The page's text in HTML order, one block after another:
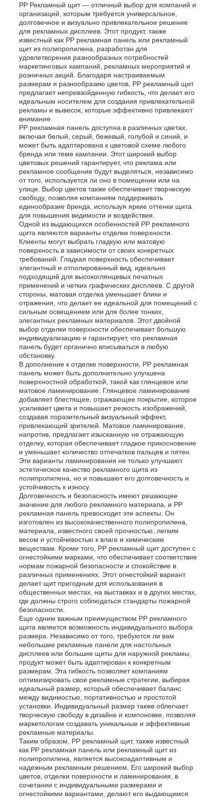
Главная страница
Продукция
О Компании
Наша фабрика
контроль качества
контактные данные
Новости
Все случаи
Отправить запрос
Доска PP пластиковая
Рекламный щит из полипропилена
Лист из пластика ПП
Совет по ППС
Огнеупорный полипропиленовый лист
PP выдалбливают доску конструкции
Стенные листы из ПП
лист полипропилена
PP Рекламный щит — отличный выбор для компаний и
организаций, которым требуется универсальное,
долговечное и визуально привлекательное решение
для рекламных дисплеев. Этот продукт, также
известный как PP рекламная панель или рекламный
щит из полипропилена, разработан для
удовлетворения разнообразных потребностей
маркетинговых кампаний, рекламных мероприятий и
розничных акций. Благодаря настраиваемым
размерам и разнообразию цветов, PP рекламный щит
предлагает непревзойденную гибкость, что делает его
идеальным носителем для создания привлекательной
рекламы и вывесок, которые эффективно привлекают
внимание.
PP рекламная панель доступна в различных цветах,
включая белый, серый, бежевый, голубой и синий, и
может быть адаптирована к цветовой схеме любого
бренда или теме кампании. Этот широкий выбор
цветовых решений гарантирует, что реклама или
рекламное сообщение будут выделяться, независимо
от того, используется ли оно в помещении или на
улице. Выбор цветов также обеспечивает творческую
свободу, позволяя компаниям поддерживать
единообразие бренда, используя яркие оттенки щита
для повышения видимости и воздействия.
Одной из выдающихся особенностей PP рекламного
щита являются варианты отделки поверхности.
Клиенты могут выбрать гладкую или матовую
поверхность в зависимости от своих конкретных
требований. Гладкая поверхность обеспечивает
элегантный и отполированный вид, идеально
подходящий для высокоглянцевых печатных
применений и четких графических дисплеев. С другой
стороны, матовая отделка уменьшает блики и
отражения, что делает ее идеальной для помещений с
сильным освещением или для более тонких,
элегантных рекламных материалов. Этот двойной
выбор отделки поверхности обеспечивает большую
индивидуализацию и гарантирует, что рекламная
панель будет органично вписываться в любую
обстановку.
В дополнение к отделке поверхности, PP рекламная
панель может быть дополнительно улучшена
поверхностной обработкой, такой как глянцевое или
матовое ламинирование. Глянцевое ламинирование
добавляет блестящее, отражающее покрытие, которое
усиливает цвета и повышает резкость изображений,
создавая поразительный визуальный эффект,
привлекающий зрителей. Матовое ламинирование,
напротив, предлагает изысканную не отражающую
отделку, которая обеспечивает гладкое прикосновение
и уменьшает количество отпечатков пальцев и пятен.
Эти варианты ламинирования не только улучшают
эстетическое качество рекламного щита из
полипропилена, но и повышают его долговечность и
устойчивость к износу.
Долговечность и безопасность имеют решающее
значение для любого рекламного материала, и PP
рекламная панель превосходит эти аспекты. Он
изготовлен из высококачественного полипропилена,
материала, известного своей прочностью, легким
весом и устойчивостью к влаге и химическим
веществам. Кроме того, PP рекламный щит доступен с
огнестойкими марками, что обеспечивает соответствие
нормам пожарной безопасности и спокойствие в
различных применениях. Этот огнестойкий вариант
делает щит пригодным для использования в
общественных местах, на выставках и в других местах,
где должны строго соблюдаться стандарты пожарной
безопасности.
Еще одним важным преимуществом PP рекламного
щита является возможность индивидуального выбора
размера. Независимо от того, требуются ли вам
небольшие рекламные панели для настольных
дисплеев или большие щиты для наружной рекламы,
продукт может быть адаптирован к конкретным
размерам. Эта гибкость позволяет компаниям
оптимизировать свои рекламные стратегии, выбирая
идеальный размер, который обеспечивает баланс
между видимостью, портативностью и простотой
установки. Индивидуальный размер также облегчает
творческую свободу в дизайне и компоновке, позволяя
маркетологам создавать уникальные и эффективные
рекламные материалы.
Таким образом, PP рекламный щит, также известный
как PP рекламная панель или рекламный щит из
полипропилена, является высокоадаптивным и
надежным рекламным решением. Его широкий выбор
цветов, отделки поверхности и ламинирования, в
сочетании с индивидуальными размерами и
огнестойкими вариантами, делают его выдающимся